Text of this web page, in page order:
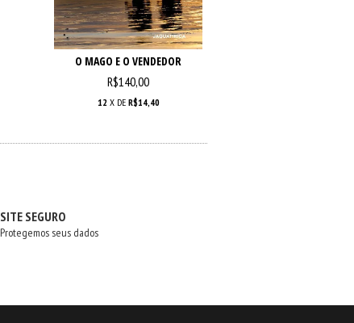
O MAGO E O VENDEDOR
R$140,00
12 X DE R$14,40
SITE SEGURO
Protegemos seus dados